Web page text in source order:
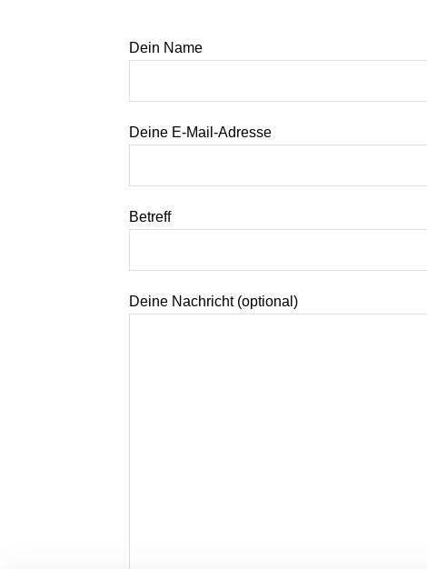
Dein Name
Deine E-Mail-Adresse
Betreff
Deine Nachricht (optional)